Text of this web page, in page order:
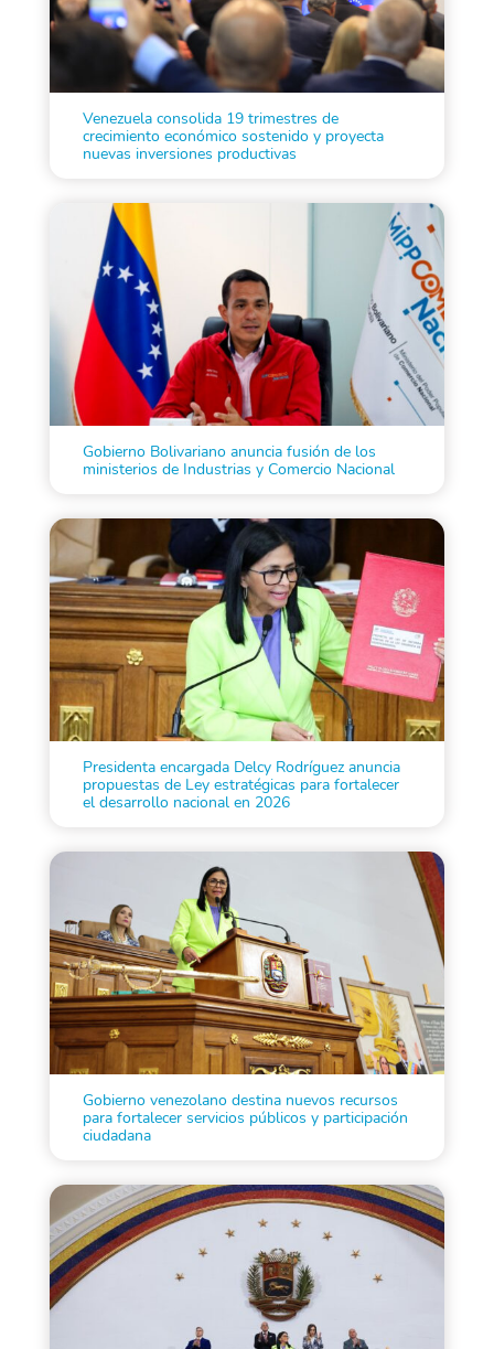
Venezuela consolida 19 trimestres de
crecimiento económico sostenido y proyecta
nuevas inversiones productivas
Gobierno Bolivariano anuncia fusión de los
ministerios de Industrias y Comercio Nacional
Presidenta encargada Delcy Rodríguez anuncia
propuestas de Ley estratégicas para fortalecer
el desarrollo nacional en 2026
Gobierno venezolano destina nuevos recursos
para fortalecer servicios públicos y participación
ciudadana